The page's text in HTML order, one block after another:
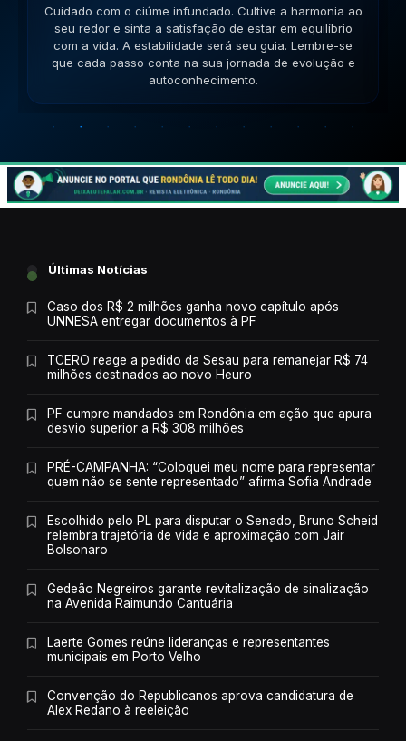
Cuidado com a inconsistência nas relações. Mantenha
a mente aberta para novos aprendizados e trocas de
ideias enriquecedoras. Sua comunicação será a chave.
Lembre-se que cada passo conta na sua jornada de
evolução e autoconhecimento.
Últimas Notícias
Caso dos R$ 2 milhões ganha novo capítulo após
UNNESA entregar documentos à PF
TCERO reage a pedido da Sesau para remanejar R$ 74
milhões destinados ao novo Heuro
PF cumpre mandados em Rondônia em ação que apura
desvio superior a R$ 308 milhões
PRÉ-CAMPANHA: “Coloquei meu nome para representar
quem não se sente representado” afirma Sofia Andrade
Escolhido pelo PL para disputar o Senado, Bruno Scheid
relembra trajetória de vida e aproximação com Jair
Bolsonaro
Gedeão Negreiros garante revitalização de sinalização
na Avenida Raimundo Cantuária
Laerte Gomes reúne lideranças e representantes
municipais em Porto Velho
Convenção do Republicanos aprova candidatura de
Alex Redano à reeleição